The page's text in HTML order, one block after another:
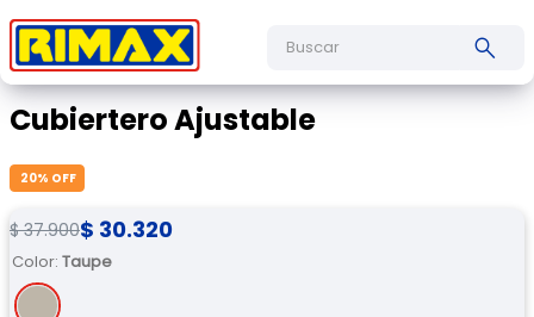
Cubiertero Ajustable
20% OFF
$ 37.900$ 30.320
Color: Taupe